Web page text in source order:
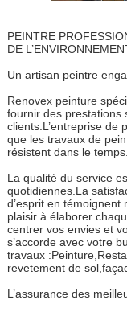
PEINTRE
DE
Un artisan peintre
Renovex peinture
fournir des prestations
clients.L’entreprise
que les travaux de
résistent dans le temps.
La qualité du service
quotidiennes.La
d’esprit en
plaisir à élaborer
centrer vos envies et
s’accorde avec votre
travaux
revetement de
L’assurance des